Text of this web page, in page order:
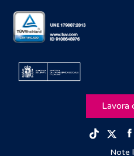
Lavora
TikTok
Note